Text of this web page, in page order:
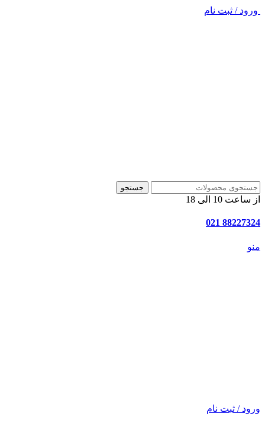
ورود / ثبت نام
جستجو
از ساعت 10 الی 18
88227324 021
منو
ورود / ثبت نام